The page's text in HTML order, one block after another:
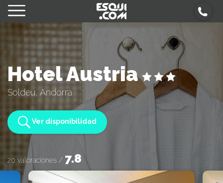
Hotel Austria
Soldeu, Andorra
Ver disponibilidad
20 valoraciones / 7.8